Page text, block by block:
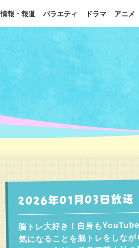
情報・報道 バラエティ ドラマ アニメ
2026年01月03日放送
脳トレ大好き！自身も
気になることを脳トレをしなが